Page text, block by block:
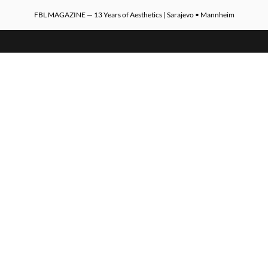
FBL MAGAZINE — 13 Years of Aesthetics | Sarajevo • Mannheim